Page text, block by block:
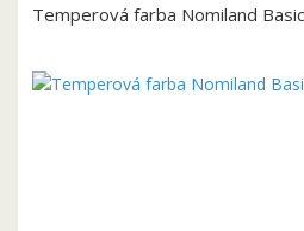
Temperová farba Nomiland